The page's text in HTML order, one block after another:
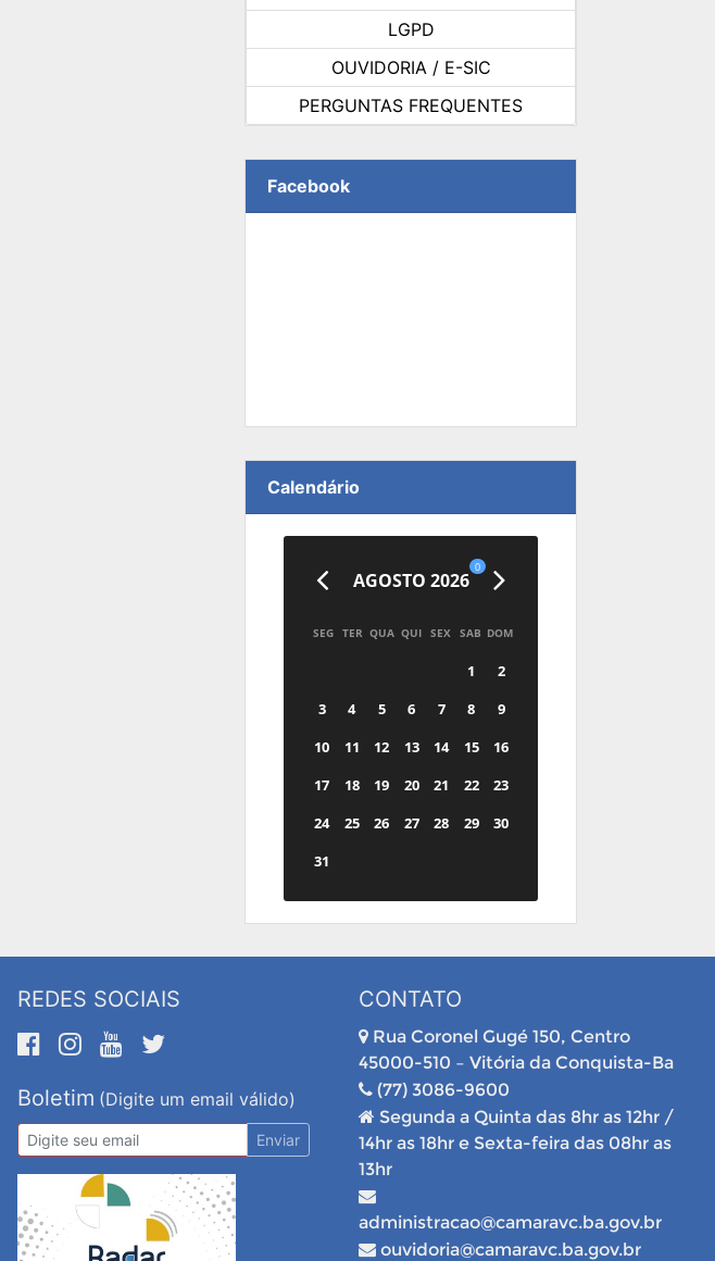
LGPD
OUVIDORIA / E-SIC
PERGUNTAS FREQUENTES
Facebook
Calendário
AGOSTO 2026
0
SEG TER QUA QUI SEX SAB DOM
1
2
3
4 5 6 7 8
9
10
11 12 13 14 15
16
17
18 19 20 21 22
23
24
25 26 27 28 29
30
31
REDES SOCIAIS
Boletim (Digite um email válido)
Enviar
CONTATO
Rua Coronel Gugé 150, Centro
45000-510 – Vitória da Conquista-Ba
(77) 3086-9600
Segunda a Quinta das 8hr as 12hr /
14hr as 18hr e Sexta-feira das 08hr as
13hr
administracao@camaravc.ba.gov.br
ouvidoria@camaravc.ba.gov.br